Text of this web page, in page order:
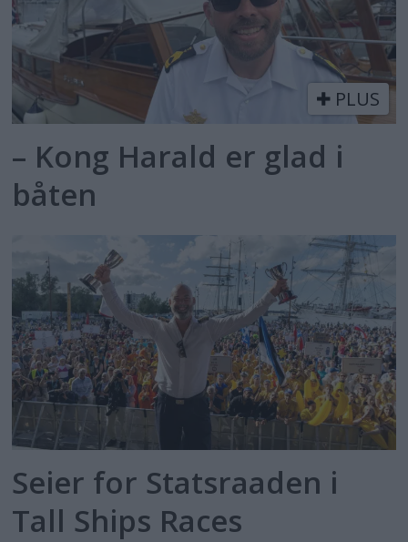
PLUS
– Kong Harald er glad i
båten
Seier for Statsraaden i
Tall Ships Races